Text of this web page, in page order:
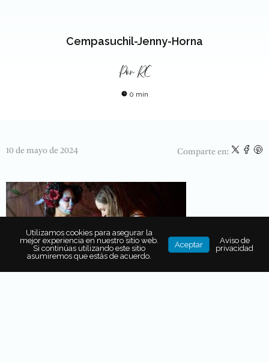
Cempasuchil-Jenny-Horna
Por RC
0 min
10 de mayo de 2024 Comparte en:
Utilizamos cookies para asegurar la
mejor experiencia en nuestro sitio web.
Si continúas utilizando este sitio
asumiremos que estás de acuerdo.
Aceptar
Aviso de
privacidad